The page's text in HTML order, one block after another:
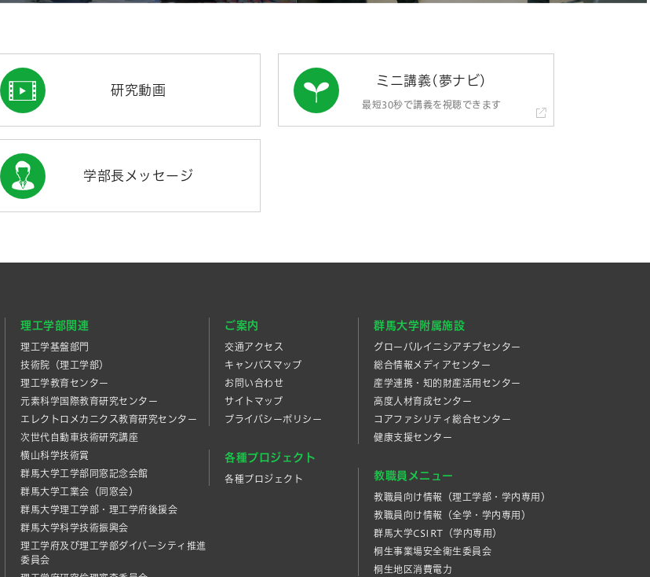
研究動画
ミニ講義(夢ナビ)
最短30秒で講義を視聴できます
学部長メッセージ
理工学部関連
理工学基盤部門
技術院（理工学部）
理工学教育センター
元素科学国際教育研究センター
エレクトロメカニクス教育研究センター
次世代自動車技術研究講座
横山科学技術賞
群馬大学工学部同窓記念会館
群馬大学工業会（同窓会）
群馬大学理工学部・理工学府後援会
群馬大学科学技術振興会
理工学府及び理工学部ダイバーシティ推進
委員会
ご案内
交通アクセス
キャンパスマップ
お問い合わせ
サイトマップ
プライバシーポリシー
各種プロジェクト
各種プロジェクト
群馬大学附属施設
グローバルイニシアチブセンター
総合情報メディアセンター
産学連携・知的財産活⽤センター
高度人材育成センター
コアファシリティ総合センター
健康支援センター
教職員メニュー
教職員向け情報（理工学部・学内専用）
教職員向け情報（全学・学内専用）
群馬大学CSIRT（学内専用）
桐生事業場安全衛生委員会
桐生地区消費電力